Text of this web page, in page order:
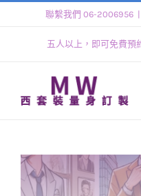
聯繫我們 06-2006956
五人以上，即可免費預
View
Larger